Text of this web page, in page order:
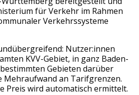
für Verkehr im Rahmen
Verkehrssysteme
Nutzer:innen
KVV-Gebiet, in ganz Baden-
Gebieten darüber
Mehraufwand an Tarifgrenzen.
Preis wird automatisch ermittelt.